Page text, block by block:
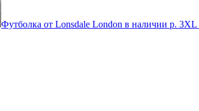
Футболка от Lonsdale London в наличии р. 3XL